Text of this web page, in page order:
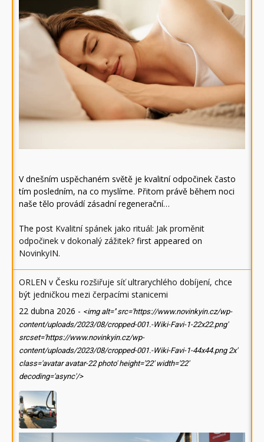
V dnešním uspěchaném světě je kvalitní odpočinek často
tím posledním, na co myslíme. Přitom právě během noci
naše tělo provádí zásadní regenerační…
The post Kvalitní spánek jako rituál: Jak proměnit
odpočinek v dokonalý zážitek? first appeared on
NovinkyIN.
ORLEN v Česku rozšiřuje síť ultrarychlého dobíjení, chce
být jedničkou mezi čerpacími stanicemi
22 dubna 2026 - <img alt='' src='https://www.novinkyin.cz/wp-
content/uploads/2023/08/cropped-001.-Wiki-Favi-1-22x22.png'
srcset='https://www.novinkyin.cz/wp-
content/uploads/2023/08/cropped-001.-Wiki-Favi-1-44x44.png 2x'
class='avatar avatar-22 photo' height='22' width='22'
decoding='async'/>